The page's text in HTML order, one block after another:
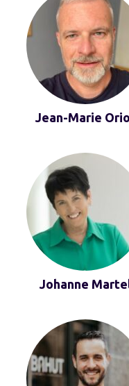
Jean-Marie
Johanne